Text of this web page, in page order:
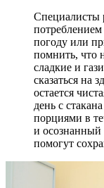
Специалисты
погоду или
помнить, что
сладкие и
сказаться на
остается
день с
порциями в
и
помогут